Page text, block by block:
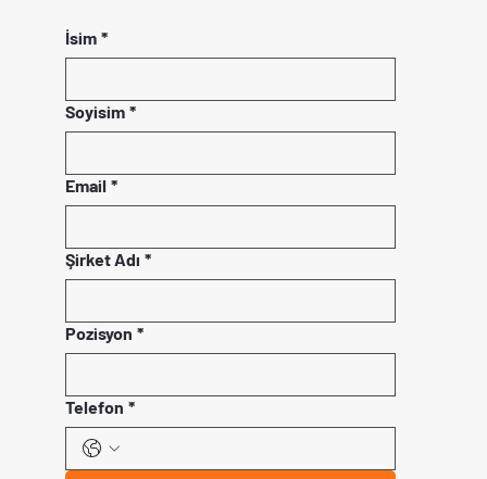
İsim *
Soyisim *
Email *
Şirket Adı *
Pozisyon *
Telefon *